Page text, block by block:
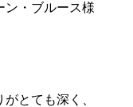
・ブルース様
とても深く、